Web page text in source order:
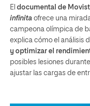
El documental de
infinita ofrece una
campeona olímpica de
explica cómo el análisis
y optimizar el
posibles lesiones
ajustar las cargas de